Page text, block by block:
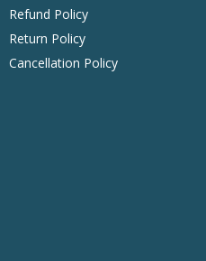
Refund Policy
Return Policy
Cancellation Policy